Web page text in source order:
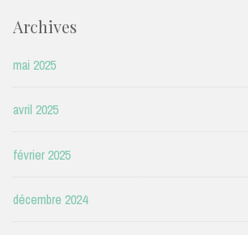
Archives
mai 2025
avril 2025
février 2025
décembre 2024